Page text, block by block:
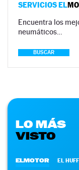
SERVICIOS EL
Encuentra los
neumáticos…
BUSCAR
LO MÁS
VISTO
ELMOTOR EL